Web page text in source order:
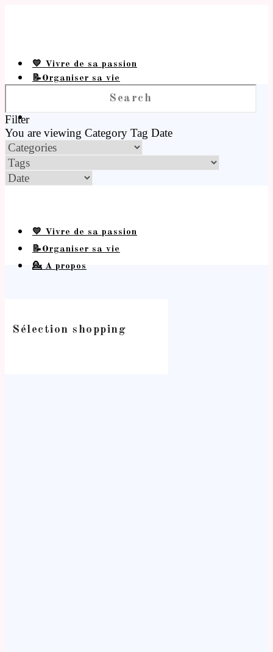
💛 Vivre de sa passion
📝Organiser sa vie
Filter
You are viewing Category Tag Date
💛 Vivre de sa passion
📝Organiser sa vie
💁 A propos
Sélection shopping